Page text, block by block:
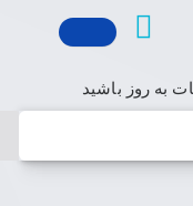
به روز باشید